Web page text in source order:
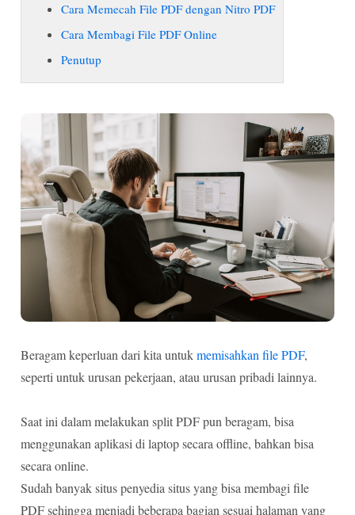
Cara Memecah File PDF dengan Nitro PDF
Cara Membagi File PDF Online
Penutup
Beragam keperluan dari kita untukmemisahkan file PDF,
seperti untuk urusan pekerjaan, atau urusan pribadi lainnya.
Saat ini dalam melakukan split PDF pun beragam, bisa
menggunakan aplikasi di laptop secara offline, bahkan bisa
secara online.
Sudah banyak situs penyedia situs yang bisa membagi file
PDF sehingga menjadi beberapa bagian sesuai halaman yang